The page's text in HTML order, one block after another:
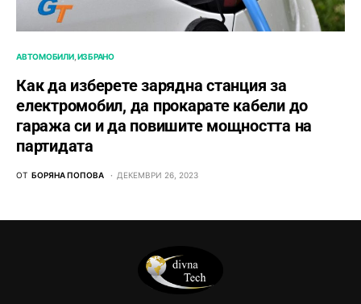
АВТОМОБИЛИ ИЗБРАНО
Как да изберете зарядна станция за
електромобил, да прокарате кабели до
гаража си и да повишите мощността на
партидата
ОТ БОРЯНА ПОПОВА ДЕКЕМВРИ 26, 2023